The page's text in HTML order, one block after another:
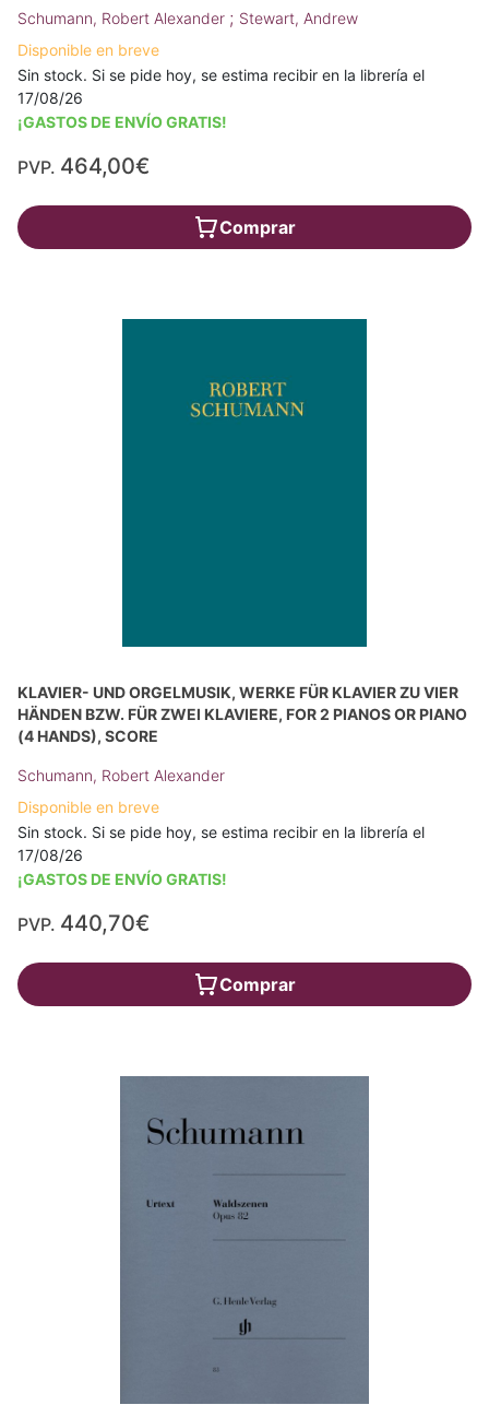
Schumann, Robert Alexander ; Stewart, Andrew
Disponible en breve
Sin stock. Si se pide hoy, se estima recibir en la librería el
17/08/26
¡GASTOS DE ENVÍO GRATIS!
PVP. 464,00€
Comprar
KLAVIER- UND ORGELMUSIK, WERKE FÜR KLAVIER ZU VIER
HÄNDEN BZW. FÜR ZWEI KLAVIERE, FOR 2 PIANOS OR PIANO
(4 HANDS), SCORE
Schumann, Robert Alexander
Disponible en breve
Sin stock. Si se pide hoy, se estima recibir en la librería el
17/08/26
¡GASTOS DE ENVÍO GRATIS!
PVP. 440,70€
Comprar